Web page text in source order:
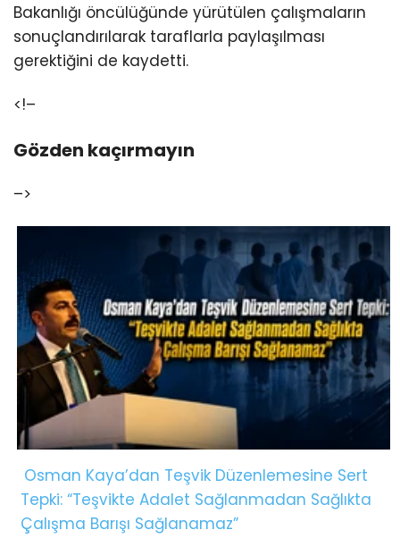
Bakanlığı öncülüğünde yürütülen çalışmaların
sonuçlandırılarak taraflarla paylaşılması
gerektiğini de kaydetti.
<!–
Gözden kaçırmayın
–>
Osman Kaya’dan Teşvik Düzenlemesine Sert
Tepki: “Teşvikte Adalet Sağlanmadan Sağlıkta
Çalışma Barışı Sağlanamaz”